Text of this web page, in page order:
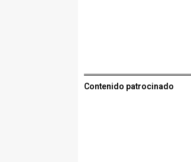
Contenido patrocinado